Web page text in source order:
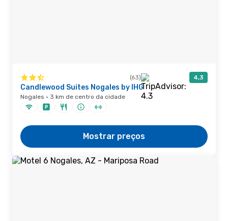
(63) 4,3
Candlewood Suites Nogales by IHG
Nogales · 3 km de centro da cidade
Mostrar preços